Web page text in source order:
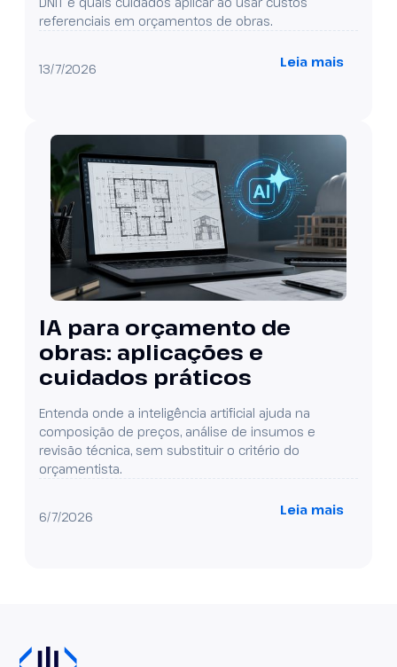
referenciais em orçamentos de obras.
13/7/2026 Leia mais
IA para orçamento de
obras: aplicações e
cuidados práticos
Entenda onde a inteligência artificial ajuda na
composição de preços, análise de insumos e
revisão técnica, sem substituir o critério do
orçamentista.
6/7/2026 Leia mais